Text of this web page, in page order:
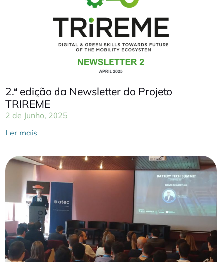
2.ª edição da Newsletter do Projeto
TRIREME
2 de Junho, 2025
Ler mais